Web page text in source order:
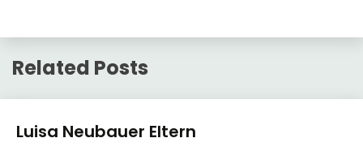
Related Posts
Trends
Luisa Neubauer Eltern